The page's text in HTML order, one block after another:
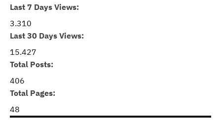
Last 7 Days Views:
3.310
Last 30 Days Views:
15.427
Total Posts:
406
Total Pages:
48